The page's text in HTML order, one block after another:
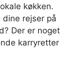
køkken.
rejser på
Der er noget
karryretter